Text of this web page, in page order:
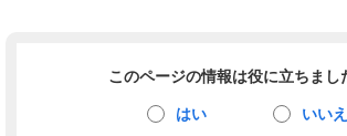
このページの情報は役に立ちまし
はい いいえ